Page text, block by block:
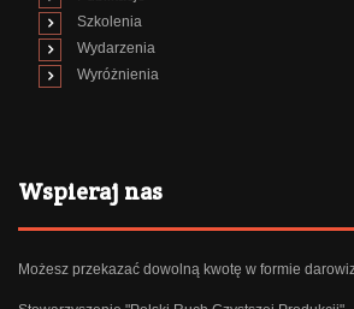
Szkolenia
Wydarzenia
Wyróżnienia
Wspieraj nas
Możesz przekazać dowolną kwotę w formie